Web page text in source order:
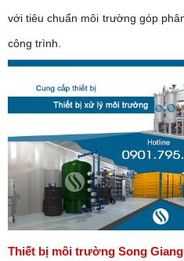
với tiêu chuẩn môi trường góp
công trình.
Thiết bị môi trường Song